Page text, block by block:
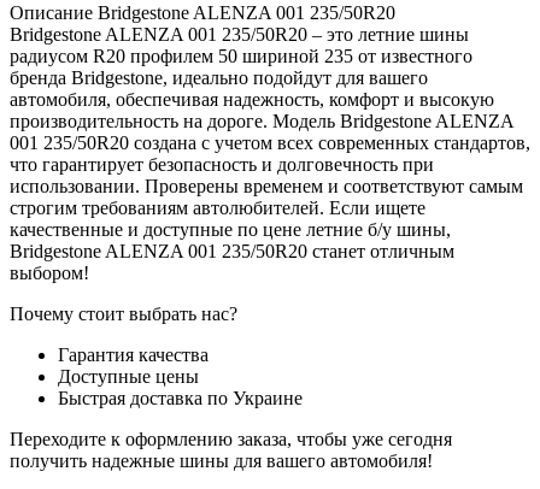
Описание Bridgestone ALENZA 001 235/50R20
Bridgestone ALENZA 001 235/50R20 – это летние шины
радиусом R20 профилем 50 шириной 235 от известного
бренда Bridgestone, идеально подойдут для вашего
автомобиля, обеспечивая надежность, комфорт и высокую
производительность на дороге. Модель Bridgestone ALENZA
001 235/50R20 создана с учетом всех современных стандартов,
что гарантирует безопасность и долговечность при
использовании. Проверены временем и соответствуют самым
строгим требованиям автолюбителей. Если ищете
качественные и доступные по цене летние б/у шины,
Bridgestone ALENZA 001 235/50R20 станет отличным
выбором!
Почему стоит выбрать нас?
Гарантия качества
Доступные цены
Быстрая доставка по Украине
Переходите к оформлению заказа, чтобы уже сегодня
получить надежные шины для вашего автомобиля!